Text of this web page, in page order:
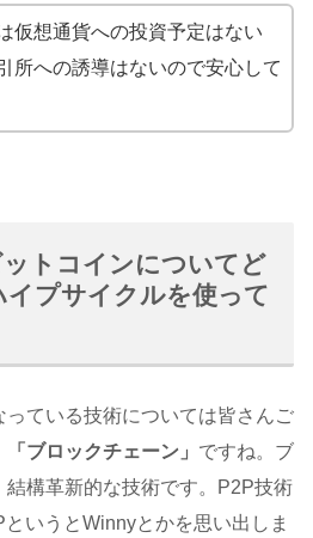
仮想通貨への投資予定はない
所への誘導はないので安心して
ットコインについてど
イプサイクルを使って
っている技術については皆さんご
「ブロックチェーン」 ですね。ブ
結構革新的な技術です。P2P技術
いうとWinnyとかを思い出しま